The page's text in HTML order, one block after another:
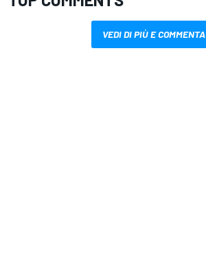
VEDI DI PIÙ E COMMENTA